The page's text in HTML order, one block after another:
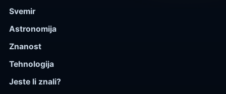
Svemir
Astronomija
Znanost
Tehnologija
Jeste li znali?